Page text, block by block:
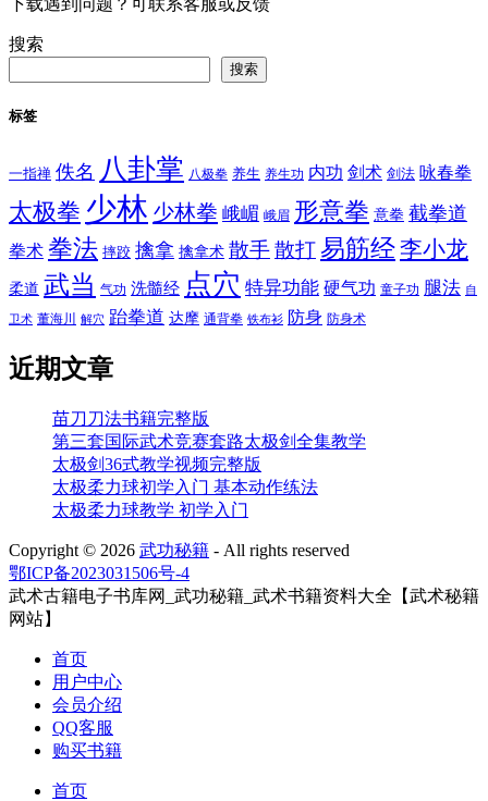
下载遇到问题？可联系客服或反馈
搜索
搜索
标签
一指禅 佚名 八卦掌 八极拳 养生 养生功 内功 剑术 剑法 咏春拳
太极拳 少林 少林拳 峨嵋 峨眉 形意拳 意拳 截拳道
拳术 拳法 摔跤 擒拿 擒拿术 散手散打易筋经李小龙
柔道 武当 气功 洗髓经 点穴 特异功能 硬气功 童子功 腿法 自
卫术 董海川 解穴 跆拳道 达摩 通背拳 铁布衫 防身 防身术
近期文章
苗刀刀法书籍完整版
第三套国际武术竞赛套路太极剑全集教学
太极剑36式教学视频完整版
太极柔力球初学入门 基本动作练法
太极柔力球教学 初学入门
Copyright © 2026 武功秘籍 - All rights reserved
鄂ICP备2023031506号-4
武术古籍电子书库网_武功秘籍_武术书籍资料大全【武术秘籍
网站】
首页
用户中心
会员介绍
QQ客服
购买书籍
首页